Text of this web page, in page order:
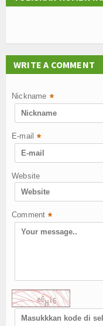
WRITE A COMMENT
Nickname *
E-mail *
Website
Comment *